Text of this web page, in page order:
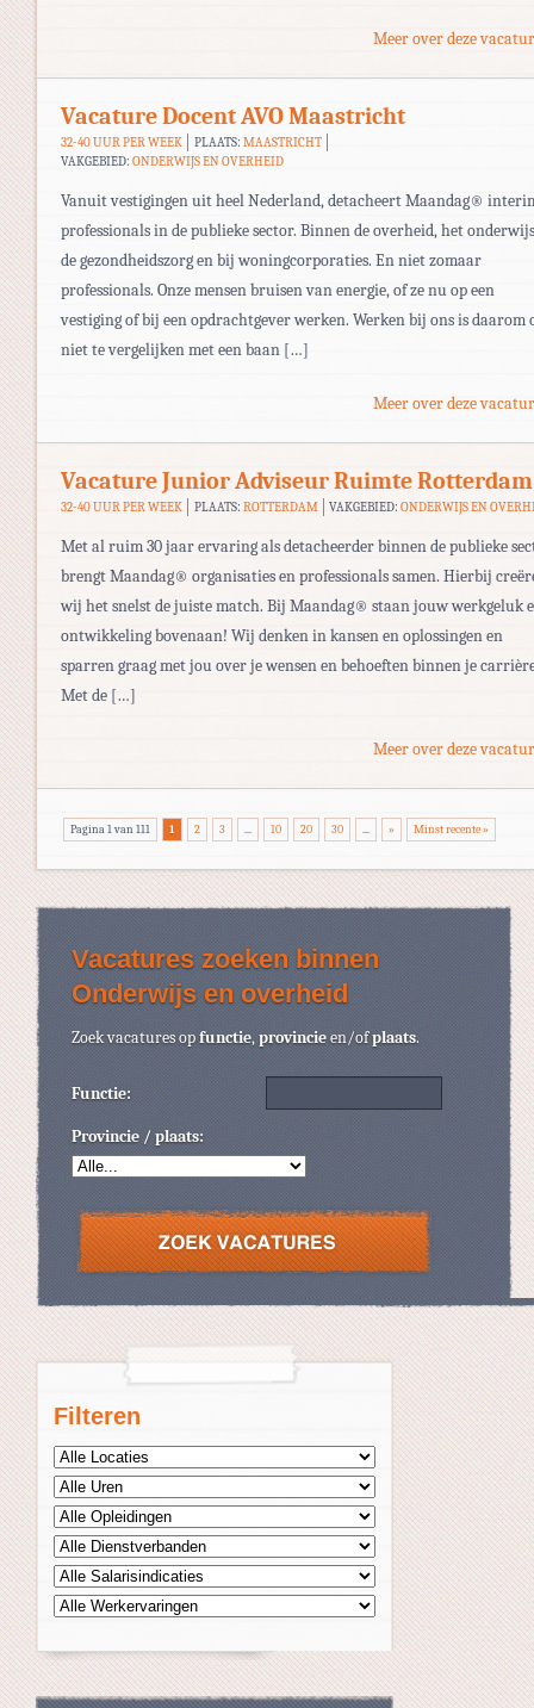
Filteren
Meer over deze
Vacature Docent AVO Maastricht
32-40 UUR PER WEEK PLAATS: MAASTRICHT
VAKGEBIED: ONDERWIJS EN OVERHEID
Vanuit vestigingen uit heel Nederland, detacheert Maandag®
professionals in de publieke sector. Binnen de overheid, het
de gezondheidszorg en bij woningcorporaties. En niet zomaar
professionals. Onze mensen bruisen van energie, of ze nu op een
vestiging of bij een opdrachtgever werken. Werken bij ons is daarom
niet te vergelijken met een baan […]
Meer over deze
Vacature Junior Adviseur Ruimte Rotterdam
32-40 UUR PER WEEK PLAATS: ROTTERDAM VAKGEBIED:ONDERWIJS EN
Met al ruim 30 jaar ervaring als detacheerder binnen de publieke
brengt Maandag® organisaties en professionals samen. Hierbij
wij het snelst de juiste match. Bij Maandag® staan jouw werkgeluk
ontwikkeling bovenaan! Wij denken in kansen en oplossingen en
sparren graag met jou over je wensen en behoeften binnen je
Met de […]
Meer over deze
Pagina 1 van 111 1 2 3 ... 10 20 30 ... » Minst recente »
Vacatures zoeken binnen
Onderwijs en overheid
Zoek vacatures opfunctie,provincieen/ofplaats.
Functie:
Provincie / plaats: